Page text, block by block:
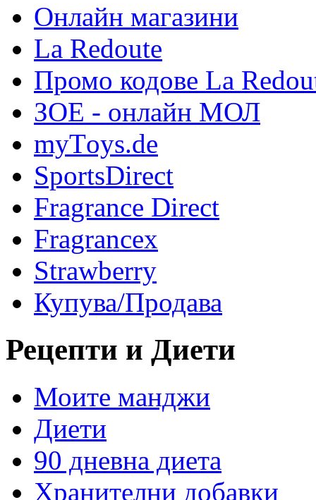
Онлайн магазини
La Redoute
Промо кодове La
ЗОЕ - онлайн МОЛ
myТoys.de
SportsDirect
Fragrance Direct
Fragrancex
Strawberry
Купува/Продава
Рецепти и Диети
Моите манджи
Диети
90 дневна диета
Хранителни добавки